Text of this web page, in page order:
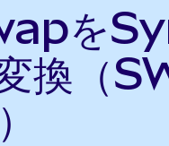
を
換（